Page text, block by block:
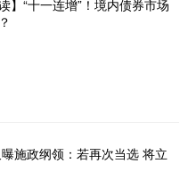
】“十一连增”！境内债券市场
施政纲领：若再次当选 将立